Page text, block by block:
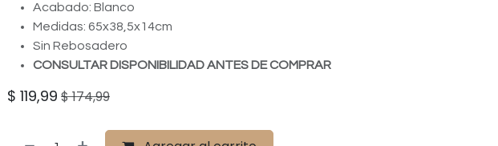
Acabado: Blanco
Medidas: 65x38,5x14cm
Sin Rebosadero
CONSULTAR DISPONIBILIDAD ANTES DE COMPRAR
$ 119,99 $174,99